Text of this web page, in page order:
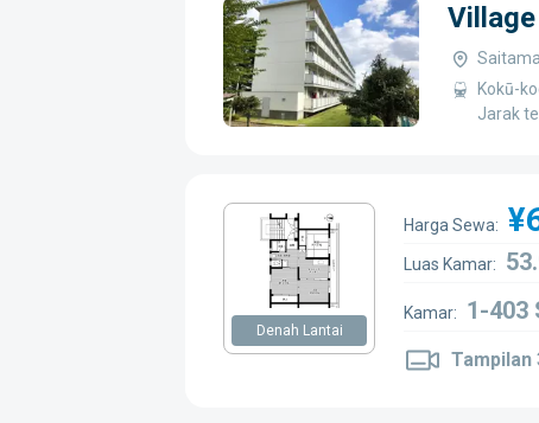
Kokū-
Jarak
Denah Lantai
Harga Sewa:
Luas Kamar:
Kamar: 1-403
Tampilan